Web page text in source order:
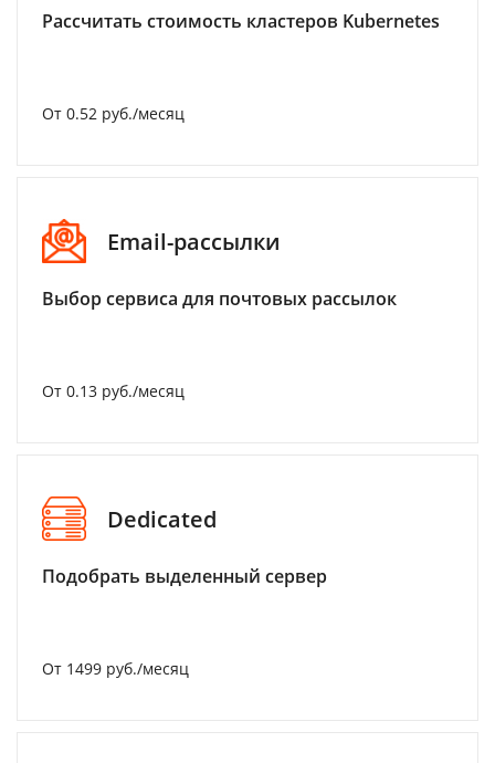
Рассчитать стоимость кластеров Kubernetes
От 0.52 руб./месяц
Email-рассылки
Выбор сервиса для почтовых рассылок
От 0.13 руб./месяц
Dedicated
Подобрать выделенный сервер
От 1499 руб./месяц